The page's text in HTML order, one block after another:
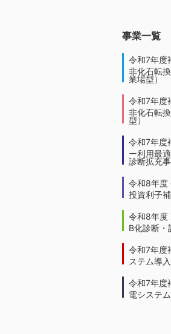
事業一覧
令和7年度
非化石転
業場型）
令和7年度
非化石転
型）
令和7年度
ー利用最
診断拡充
令和8年度
投資利子
令和8年度
B化診断・
令和7年度
ステム導
令和7年度
電システ